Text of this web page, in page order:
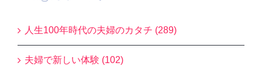
人生100年時代の夫婦のカタチ (289)
夫婦で新しい体験 (102)